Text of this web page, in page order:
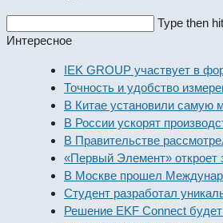
this
Type then
Интересное
IEK GROUP участвует в
Точность и удобство
В Китае установили самую
В России ускорят
В Правительстве
«Первый Элемент» откроет
В Москве прошел
Студент разработал
Решение EKF Connect будет